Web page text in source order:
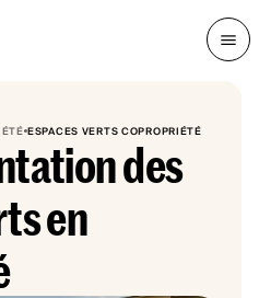
ESPACES VERTS COPROPRIÉTÉ
des
en